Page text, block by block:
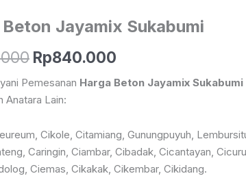
Beton Jayamix Sukabumi
Harga
Aslinya
Adalah:
Rp850.000.
Rp840.000
Saat
Adalah:
Rp840.000.
Pemesanan Harga Beton Jayamix Sukabumi
Anatara Lain:
Cikole, Citamiang, Gunungpuyuh,
Caringin, Ciambar, Cibadak, Cicantayan,
Ciemas, Cikakak, Cikembar, Cikidang.